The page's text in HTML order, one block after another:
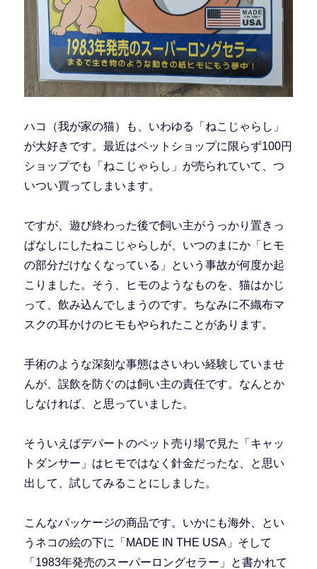
ハコ（我が家の猫）も、いわゆる「ねこじゃらし」
が大好きです。最近はペットショップに限らず100円
ショップでも「ねこじゃらし」が売られていて、つ
いつい買ってしまいます。
ですが、遊び終わった後で飼い主がうっかり置きっ
ぱなしにしたねこじゃらしが、いつのまにか「ヒモ
の部分だけなくなっている」という事故が何度か起
こりました。そう、ヒモのようなものを、猫はかじ
って、飲み込んでしまうのです。ちなみに不織布マ
スクの耳かけのヒモもやられたことがあります。
手術のような深刻な事態はさいわい経験していませ
んが、誤飲を防ぐのは飼い主の責任です。なんとか
しなければ、と思っていました。
そういえばデパートのペット売り場で見た「キャッ
トダンサー」はヒモではなく針金だったな、と思い
出して、試してみることにしました。
こんなパッケージの商品です。いかにも海外、とい
うネコの絵の下に「MADE IN THE USA」そして
「1983年発売のスーパーロングセラー」と書かれて